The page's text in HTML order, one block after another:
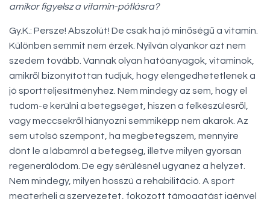
amikor figyelsz a vitamin-pótlásra?
Gy.K.: Persze! Abszolút! De csak ha jó minőségű a vitamin.
Különben semmit nem érzek. Nyilván olyankor azt nem
szedem tovább. Vannak olyan hatóanyagok, vitaminok,
amikről bizonyítottan tudjuk, hogy elengedhetetlenek a
jó sportteljesítményhez. Nem mindegy az sem, hogy el
tudom-e kerülni a betegséget, hiszen a felkészülésről,
vagy meccsekről hiányozni semmiképp nem akarok. Az
sem utolsó szempont, ha megbetegszem, mennyire
dönt le a lábamról a betegség, illetve milyen gyorsan
regenerálódom. De egy sérülésnél ugyanez a helyzet.
Nem mindegy, milyen hosszú a rehabilitáció. A sport
megterheli a szervezetet, fokozott támogatást igényel